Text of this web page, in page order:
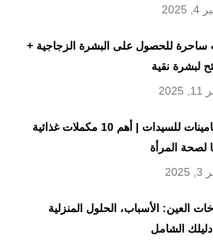
2025
ساحرة للحصول على البشرة الزجاجية +
لبشرة نقية
أفضل فيتامينات للسيدات | أهم 10 مكملات غذائية
لصحة المرأة
العين: الأسباب، الحلول المنزلية
الشامل